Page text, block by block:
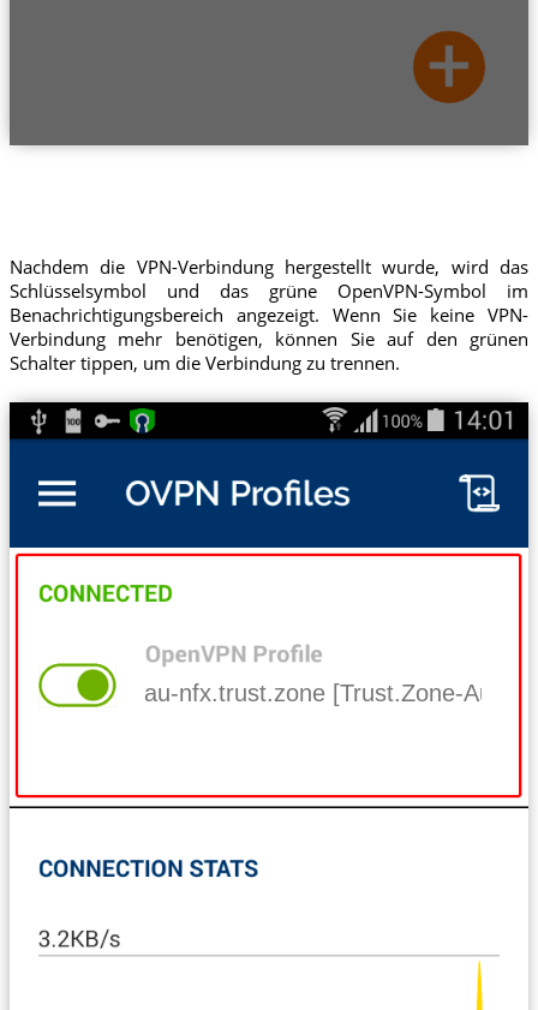
Nachdem die VPN-Verbindung hergestellt wurde, wird das
Schlüsselsymbol und das grüne OpenVPN-Symbol im
Benachrichtigungsbereich angezeigt. Wenn Sie keine VPN-
Verbindung mehr benötigen, können Sie auf den grünen
Schalter tippen, um die Verbindung zu trennen.
au-nfx.trust.zone [Trust.Zone-